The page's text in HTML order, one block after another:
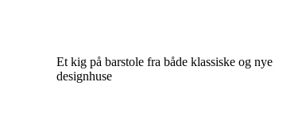
Et kig på barstole fra både klassiske og nye
designhuse